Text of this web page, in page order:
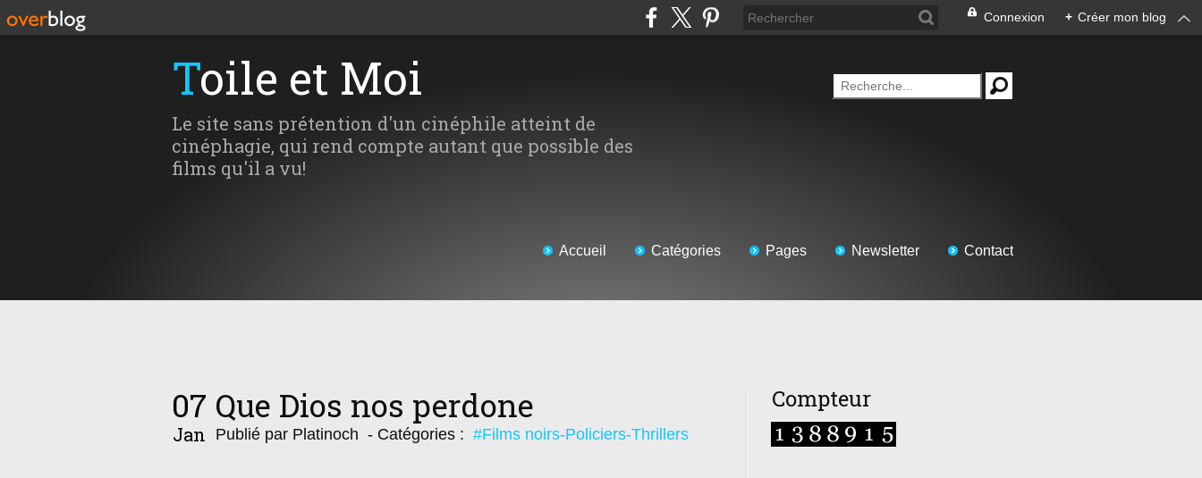
Connexion + Créer mon blog
Toile et Moi
Le site sans prétention d'un cinéphile atteint de
cinéphagie, qui rend compte autant que possible des
films qu'il a vu!
Accueil Catégories Pages Newsletter Contact
07
Jan
Que Dios nos perdone
Publié par Platinoch - Catégories : #Films noirs-Policiers-Thrillers
Compteur